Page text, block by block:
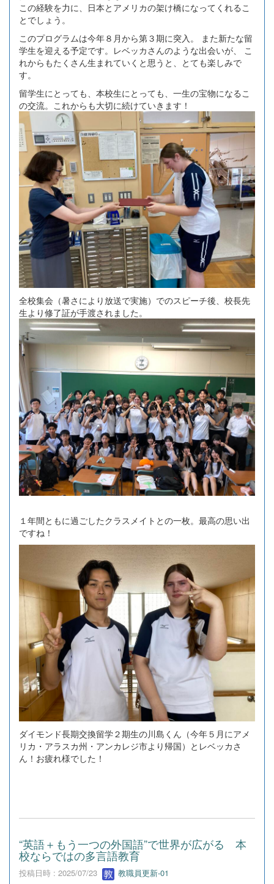
この経験を力に、日本とアメリカの架け橋になってくれるこ
とでしょう。
このプログラムは今年８月から第３期に突入。 また新たな留
学生を迎える予定です。レベッカさんのような出会いが、 こ
れからもたくさん生まれていくと思うと、とても楽しみで
す。
留学生にとっても、本校生にとっても、一生の宝物になるこ
の交流。これからも大切に続けていきます！
全校集会（暑さにより放送で実施）でのスピーチ後、校長先
生より修了証が手渡されました。
１年間ともに過ごしたクラスメイトとの一枚。最高の思い出
ですね！
ダイモンド長期交換留学２期生の川島くん（今年５月にアメ
リカ・アラスカ州・アンカレジ市より帰国）とレベッカさ
ん！お疲れ様でした！
“英語＋もう一つの外国語”で世界が広がる 本
校ならではの多言語教育
投稿日時 : 2025/07/23 教職員更新-01